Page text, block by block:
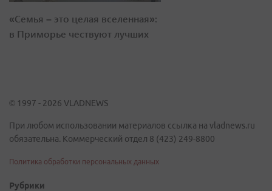
«Семья – это целая вселенная»:
в Приморье чествуют лучших
© 1997 - 2026 VLADNEWS
При любом использовании материалов ссылка на vladnews.ru
обязательна. Коммерческий отдел 8 (423) 249-8800
Политика обработки персональных данных
Рубрики